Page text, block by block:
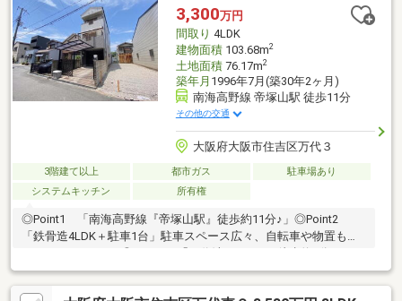
ずは資料から→オレンジの【資料請求する】ボタンから！気軽に
予約→赤の【見学予約する】ボタンから！電話で相談→フリーダ
イヤル：0120-963-221（年中無休）
3,300万円
間取り 4LDK
建物面積103.68m2
土地面積76.17m2
築年月 1996年7月(築30年2ヶ月)
南海高野線 帝塚山駅 徒歩11分
その他の交通
大阪府大阪市住吉区万代３
3階建て以上 都市ガス
駐車場あり
システムキッチン
所有権
◎Point1 「南海高野線『帝塚山駅』徒歩約11分♪」◎Point2
「鉄骨造4LDK＋駐車1台」駐車スペース広々、自転車や物置も置
散歩にいかがでしょうか♪◎Point4 「周辺に生活施設が充実」、
スーパー、薬局、コンビニ、病院等充実の地域で豊かな生活を。